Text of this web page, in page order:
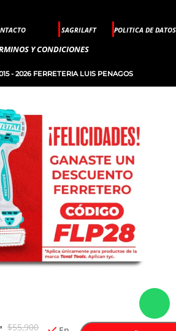
SAGRILAFT POLITICA DE DATOS
Y CONDICIONES
- 2026 FERRETERIA LUIS PENAGOS
$55,900